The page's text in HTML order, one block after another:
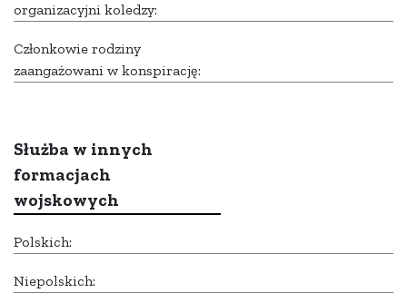
organizacyjni koledzy:
Członkowie rodziny
zaangażowani w konspirację:
Służba w innych
formacjach
wojskowych
Polskich:
Niepolskich: